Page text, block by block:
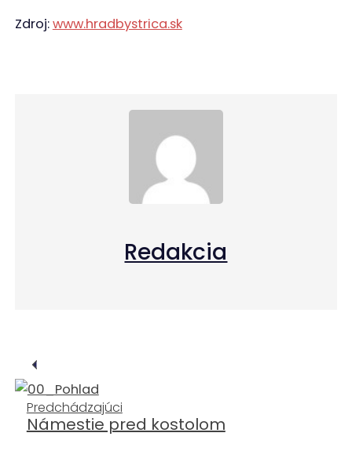
Zdroj:www.hradbystrica.sk
Redakcia
Predchádzajúci
Námestie pred kostolom